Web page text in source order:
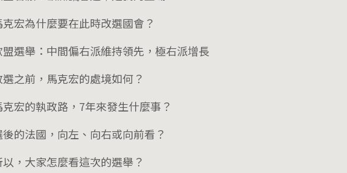
克宏為什麼要在此時改選國會？
盟選舉：中間偏右派維持領先，極右派增長
選之前，馬克宏的處境如何？
克宏的執政路，7年來發生什麼事？
後的法國，向左、向右或向前看？
以，大家怎麼看這次的選舉？